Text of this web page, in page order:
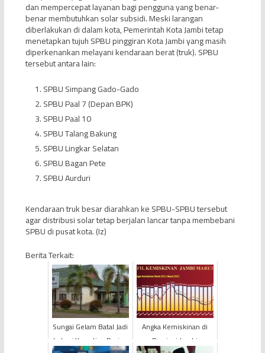
dan mempercepat layanan bagi pengguna yang benar-
benar membutuhkan solar subsidi. Meski larangan
diberlakukan di dalam kota, Pemerintah Kota Jambi tetap
menetapkan tujuh SPBU pinggiran Kota Jambi yang masih
diperkenankan melayani kendaraan berat (truk). SPBU
tersebut antara lain:
SPBU Simpang Gado-Gado
SPBU Paal 7 (Depan BPK)
SPBU Paal 10
SPBU Talang Bakung
SPBU Lingkar Selatan
SPBU Bagan Pete
SPBU Aurduri
Kendaraan truk besar diarahkan ke SPBU-SPBU tersebut
agar distribusi solar tetap berjalan lancar tanpa membebani
SPBU di pusat kota. (Iz)
Berita Terkait:
Sungai Gelam Batal Jadi
Lokasi Karantina Pasien
Angka Kemiskinan di
Provinsi Jambi